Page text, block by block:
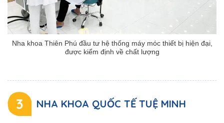
Nha khoa Thiên Phú đầu tư hệ thống máy móc thiết bị hiện đại,
được kiểm định về chất lượng
3 NHA KHOA QUỐC TẾ TUỆ MINH